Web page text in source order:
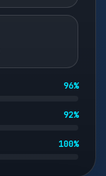
96%
92%
100%